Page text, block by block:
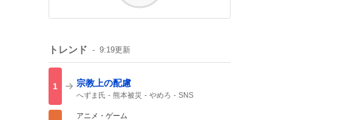
トレンド 9:19更新
1 宗教上の配慮
へずま氏 熊本被災 やめろ SNS
アニメ・ゲーム